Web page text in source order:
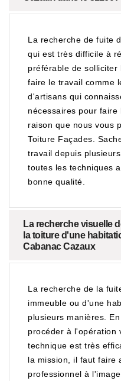
La recherche de fuite
qui est très difficile à
préférable de
faire le travail comme
d'artisans qui
nécessaires pour
raison que nous vous
Toiture Façades.
travail depuis
toutes les techniques
bonne qualité.
La recherche visuelle
la toiture d'une
Cabanac Cazaux
La recherche de la
immeuble ou d'une
plusieurs manières.
procéder à l'opération
technique est très
la mission, il faut faire
professionnel à